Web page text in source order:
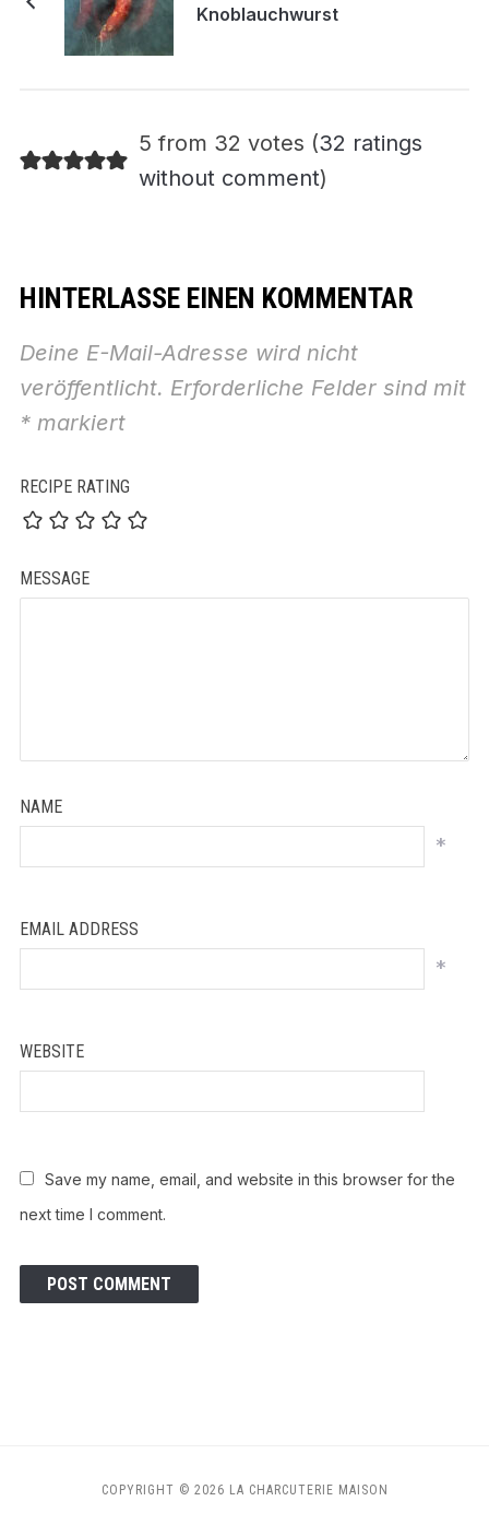
Knoblauchwurst
5 from 32 votes (32 ratings
without comment)
HINTERLASSE EINEN KOMMENTAR
Deine E-Mail-Adresse wird nicht
veröffentlicht. Erforderliche Felder sind mit
*markiert
RECIPE RATING
MESSAGE
NAME
*
EMAIL ADDRESS
*
WEBSITE
Save my name, email, and website in this browser for the
next time I comment.
COPYRIGHT © 2026 LA CHARCUTERIE MAISON